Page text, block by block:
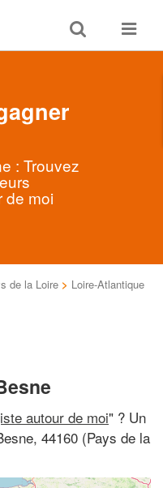
Toggle
search
Toggle
: Trouvez
de moi
de la Loire > Loire-Atlantique
autour de moi" ? Un
44160 (Pays de la